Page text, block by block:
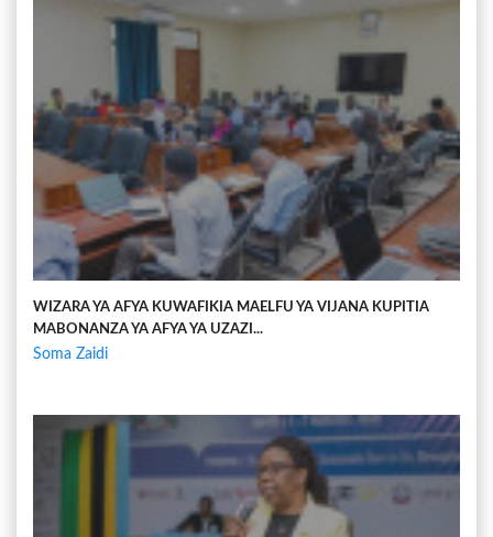
WIZARA YA AFYA KUWAFIKIA MAELFU YA VIJANA KUPITIA
MABONANZA YA AFYA YA UZAZI...
Soma Zaidi